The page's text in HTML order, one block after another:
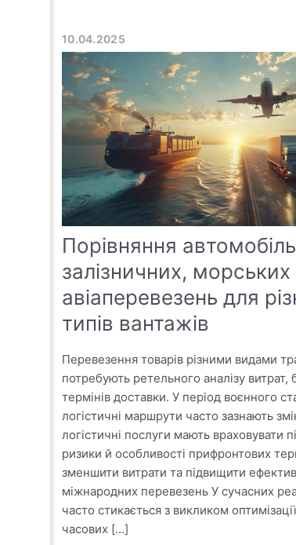
10.04.2025
Порівняння
залізничних, морських
авіаперевезень для
типів вантажів
Перевезення товарів різними видами
потребують ретельного аналізу витрат,
термінів доставки. У період воєнного
логістичні маршрути часто зазнають
логістичні послуги мають враховувати
ризики й особливості прифронтових
зменшити витрати та підвищити
міжнародних перевезень У сучасних
часто стикається з викликом
часових […]